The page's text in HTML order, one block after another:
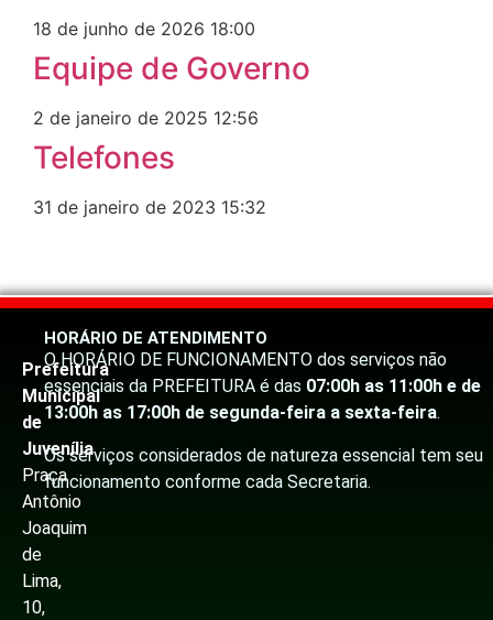
18 de junho de 2026 18:00
Equipe de Governo
2 de janeiro de 2025 12:56
Telefones
31 de janeiro de 2023 15:32
Prefeitura
Municipal
de
Juvenília
Praça
Antônio
Joaquim
de
Lima,
10,
HORÁRIO DE ATENDIMENTO
O HORÁRIO DE FUNCIONAMENTO dos serviços não
essenciais da PREFEITURA é das 07:00h as 11:00h e de
13:00h as 17:00h de segunda-feira a sexta-feira.
Os serviços considerados de natureza essencial tem seu
funcionamento conforme cada Secretaria.